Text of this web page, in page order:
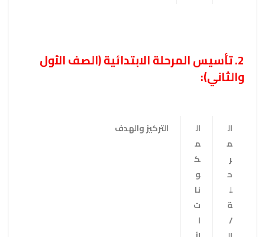
2. تأسيس المرحلة الابتدائية (الصف الأول
والثاني):
ال
م
ر
ح
ل
ة
/
ال
م
ك
و
نا
ت
ا
التركيز والهدف